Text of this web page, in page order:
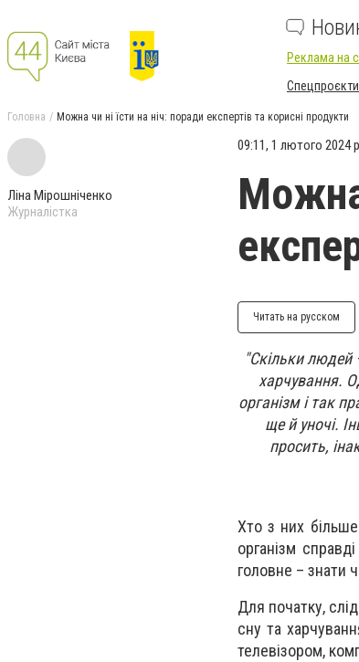
Реклама на
Головна Можна чи ні їсти на ніч: поради експертів та корисні продукти
Ліна Мірошніченко
Журналістка
09:11, 1 лютого 2024
Можна
Читать на русском
"Скільки людей
харчування.
організм і так
ще й уночі.
просить,
Хто з них
організм
головне – знати
Для початку,
сну та
телевізором,